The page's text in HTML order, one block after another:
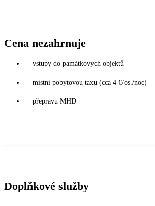
Cena nezahrnuje
vstupy do památkových objektů
místní pobytovou taxu (cca 4 €/os./noc)
přepravu MHD
Doplňkové služby